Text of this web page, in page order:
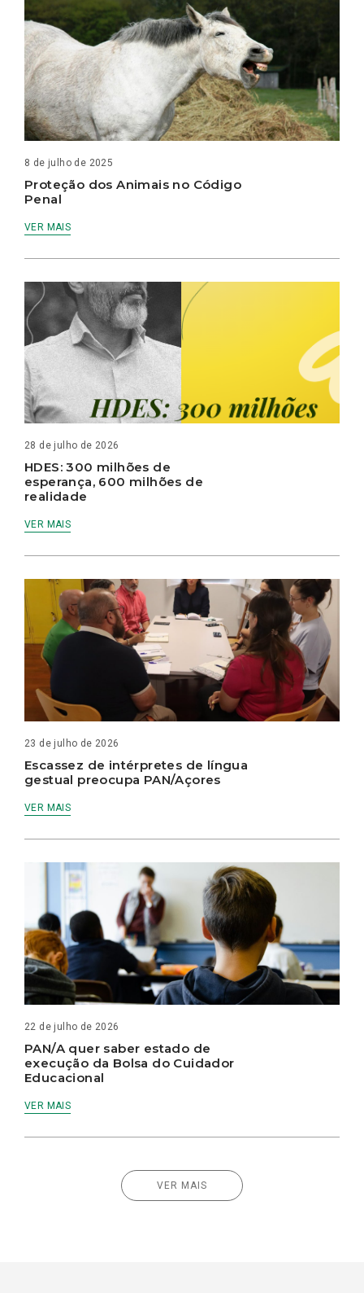
8 de julho de 2025
Proteção dos Animais no Código
Penal
VER MAIS
28 de julho de 2026
HDES: 300 milhões de
esperança, 600 milhões de
realidade
VER MAIS
23 de julho de 2026
Escassez de intérpretes de língua
gestual preocupa PAN/Açores
VER MAIS
22 de julho de 2026
PAN/A quer saber estado de
execução da Bolsa do Cuidador
Educacional
VER MAIS
VER MAIS